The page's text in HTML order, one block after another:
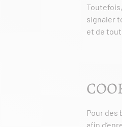
signaler
et de
Pour des
afin